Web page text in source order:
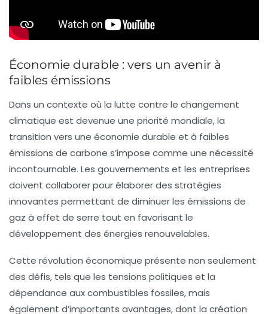
Économie durable : vers un avenir à
faibles émissions
Dans un contexte où la lutte contre le changement
climatique est devenue une priorité mondiale, la
transition vers une économie durable et à faibles
émissions de carbone s’impose comme une nécessité
incontournable. Les gouvernements et les entreprises
doivent collaborer pour élaborer des stratégies
innovantes permettant de diminuer les émissions de
gaz à effet de serre tout en favorisant le
développement des énergies renouvelables.
Cette révolution économique présente non seulement
des défis, tels que les tensions politiques et la
dépendance auxcombustibles fossiles, mais
également d’importants avantages, dont la création